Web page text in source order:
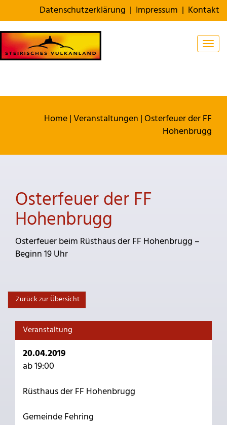
Datenschutzerklärung | Impressum | Kontakt
Home|Veranstaltungen |Osterfeuer der FF
Hohenbrugg
Osterfeuer der FF
Hohenbrugg
Osterfeuer beim Rüsthaus der FF Hohenbrugg –
Beginn 19 Uhr
Zurück zur Übersicht
Veranstaltung
20.04.2019
ab 19:00
Rüsthaus der FF Hohenbrugg
Gemeinde Fehring